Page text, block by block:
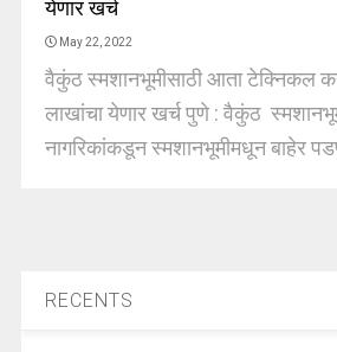
येणार खर्च
May 22, 2022
वैकुंठ स्मशानभूमीसाठी आता टेक्निकल
लाखांचा येणार खर्च पुणे : वैकुंठ
नागरिकांकडून स्मशानभूमीमधून बाहेर
RECENTS